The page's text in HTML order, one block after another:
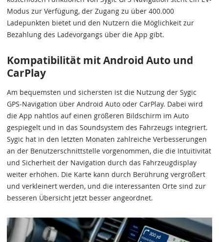
Modus zur Verfügung, der Zugang zu über 400.000
Ladepunkten bietet und den Nutzern die Möglichkeit zur
Bezahlung des Ladevorgangs über die App gibt.
Kompatibilität mit Android Auto und
CarPlay
Am bequemsten und sichersten ist die Nutzung der Sygic
GPS-Navigation über Android Auto oder CarPlay. Dabei wird
die App nahtlos auf einen größeren Bildschirm im Auto
gespiegelt und in das Soundsystem des Fahrzeugs integriert.
Sygic hat in den letzten Monaten zahlreiche Verbesserungen
an der Benutzerschnittstelle vorgenommen, die die Intuitivität
und Sicherheit der Navigation durch das Fahrzeugdisplay
weiter erhöhen. Die Karte kann durch Berührung vergrößert
und verkleinert werden, und die interessanten Orte sind zur
besseren Übersicht jetzt besser angeordnet.